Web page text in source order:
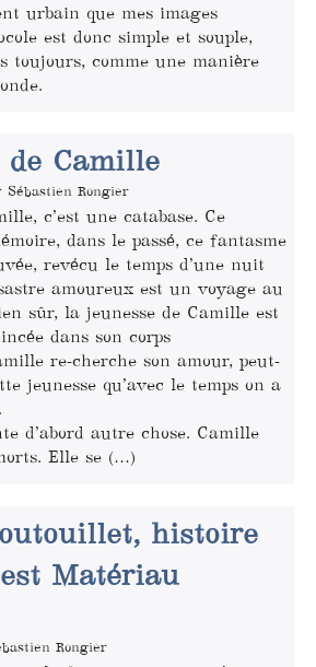
urbain que mes images
est donc simple et souple,
toujours, comme une manière
de Camille
Sébastien Rongier
c’est une catabase. Ce
dans le passé, ce fantasme
revécu le temps d’une nuit
amoureux est un voyage au
sûr, la jeunesse de Camille est
dans son corps
re-cherche son amour, peut-
jeunesse qu’avec le temps on a
d’abord autre chose. Camille
Elle se (…)
histoire
Matériau
Rongier